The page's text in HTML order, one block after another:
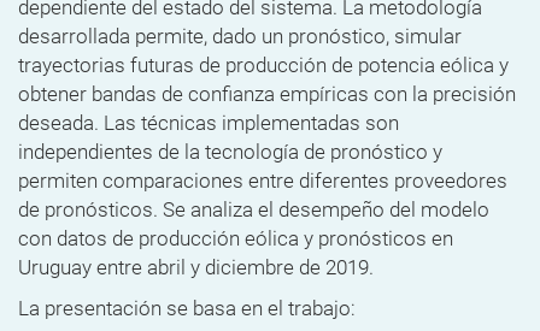
dependiente del estado del sistema. La metodología
desarrollada permite, dado un pronóstico, simular
trayectorias futuras de producción de potencia eólica y
obtener bandas de confianza empíricas con la precisión
deseada. Las técnicas implementadas son
independientes de la tecnología de pronóstico y
permiten comparaciones entre diferentes proveedores
de pronósticos. Se analiza el desempeño del modelo
con datos de producción eólica y pronósticos en
Uruguay entre abril y diciembre de 2019.
La presentación se basa en el trabajo: